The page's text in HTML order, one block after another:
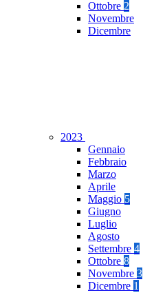
Ottobre 2
Novembre
Dicembre
2023
Gennaio
Febbraio
Marzo
Aprile
Maggio 5
Giugno
Luglio
Agosto
Settembre 4
Ottobre 8
Novembre 3
Dicembre 1